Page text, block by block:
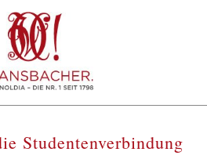
Studentenverbindung